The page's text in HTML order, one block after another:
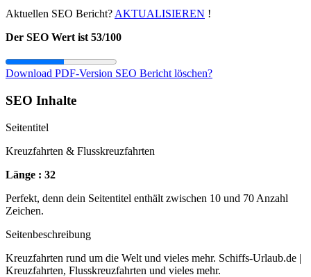
Aktuellen SEO Bericht? AKTUALISIEREN !
Der SEO Wert ist 53/100
Download PDF-Version SEO Bericht löschen?
SEO Inhalte
Seitentitel
Kreuzfahrten & Flusskreuzfahrten
Länge : 32
Perfekt, denn dein Seitentitel enthält zwischen 10 und 70 Anzahl
Zeichen.
Seitenbeschreibung
Kreuzfahrten rund um die Welt und vieles mehr. Schiffs-Urlaub.de |
Kreuzfahrten, Flusskreuzfahrten und vieles mehr.